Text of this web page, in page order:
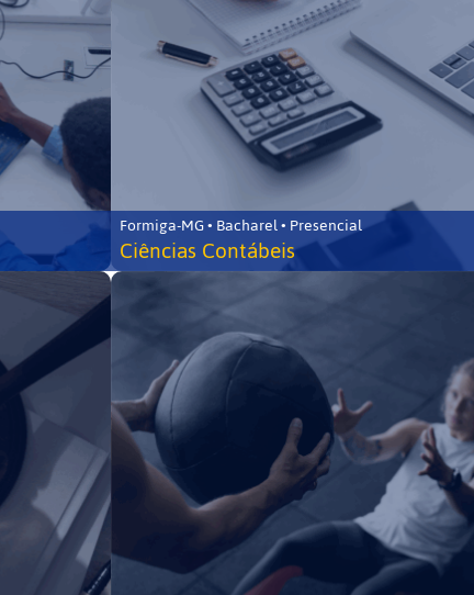
Formiga-MG • Bacharel • Presencial
Ciências Contábeis